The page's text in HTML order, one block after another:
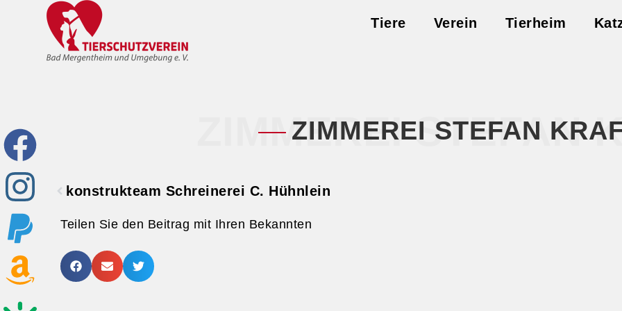
Tiere Verein Tierheim
ZIMMEREI STEFAN
ZIMMEREI STEFAN
konstrukteam Schreinerei C. Hühnlein
Teilen Sie den Beitrag mit Ihren Bekannten